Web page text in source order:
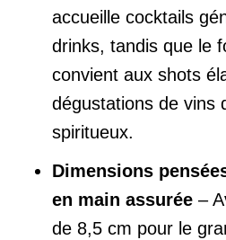
accueille cocktails
drinks, tandis que le
convient aux shots
dégustations de vins
spiritueux.
Dimensions
en main assurée –
de 8,5 cm pour le